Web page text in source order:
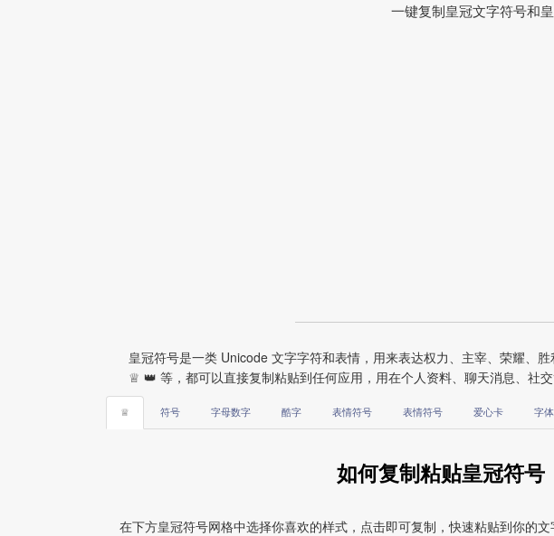
一键复制皇冠文字符号和
皇冠符号是一类 Unicode 文字字符和表情，用来表达权力、主宰、荣耀
♕ 👑 等，都可以直接复制粘贴到任何应用，用在个人资料、聊天消息、社交
♕ 符号 字母数字 酷字 表情符号 表情符号 爱心卡 字体
如何复制粘贴皇冠符号
在下方皇冠符号网格中选择你喜欢的样式，点击即可复制，快速粘贴到你的